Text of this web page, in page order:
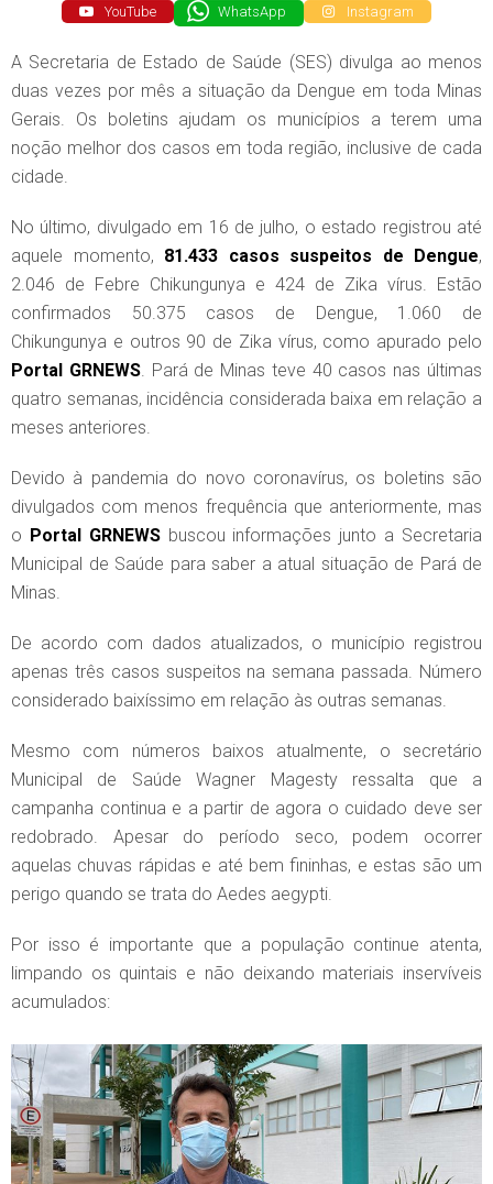
YouTube
WhatsApp Instagram
A Secretaria de Estado de Saúde (SES) divulga ao menos
duas vezes por mês a situação da Dengue em toda Minas
Gerais. Os boletins ajudam os municípios a terem uma
noção melhor dos casos em toda região, inclusive de cada
cidade.
No último, divulgado em 16 de julho, o estado registrou até
aquele momento, 81.433 casos suspeitos de Dengue,
2.046 de Febre Chikungunya e 424 de Zika vírus. Estão
confirmados 50.375 casos de Dengue, 1.060 de
Chikungunya e outros 90 de Zika vírus, como apurado pelo
Portal GRNEWS. Pará de Minas teve 40 casos nas últimas
quatro semanas, incidência considerada baixa em relação a
meses anteriores.
Devido à pandemia do novo coronavírus, os boletins são
divulgados com menos frequência que anteriormente, mas
o Portal GRNEWSbuscou informações junto a Secretaria
Municipal de Saúde para saber a atual situação de Pará de
Minas.
De acordo com dados atualizados, o município registrou
apenas três casos suspeitos na semana passada. Número
considerado baixíssimo em relação às outras semanas.
Mesmo com números baixos atualmente, o secretário
Municipal de Saúde Wagner Magesty ressalta que a
campanha continua e a partir de agora o cuidado deve ser
redobrado. Apesar do período seco, podem ocorrer
aquelas chuvas rápidas e até bem fininhas, e estas são um
perigo quando se trata do Aedes aegypti.
Por isso é importante que a população continue atenta,
limpando os quintais e não deixando materiais inservíveis
acumulados: